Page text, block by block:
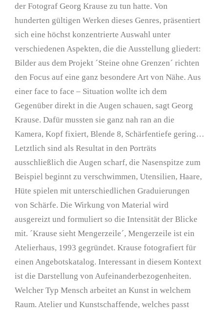
der Fotograf Georg Krause zu tun hatte. Von
hunderten gültigen Werken dieses Genres, präsentiert
sich eine höchst konzentrierte Auswahl unter
verschiedenen Aspekten, die die Ausstellung gliedert:
Bilder aus dem Projekt ´Steine ohne Grenzen´ richten
den Focus auf eine ganz besondere Art von Nähe. Aus
einer face to face – Situation wollte ich dem
Gegenüber direkt in die Augen schauen, sagt Georg
Krause. Dafür mussten sie ganz nah ran an die
Kamera, Kopf fixiert, Blende 8, Schärfentiefe gering…
Letztlich sind als Resultat in den Porträts
ausschließlich die Augen scharf, die Nasenspitze zum
Beispiel beginnt zu verschwimmen, Utensilien, Haare,
Hüte spielen mit unterschiedlichen Graduierungen
von Schärfe. Die Wirkung von Material wird
ausgereizt und formuliert so die Intensität der Blicke
mit. ´Krause sieht Mengerzeile´, Mengerzeile ist ein
Atelierhaus, 1993 gegründet. Krause fotografiert für
einen Angebotskatalog. Interessant in diesem Kontext
ist die Darstellung von Aufeinanderbezogenheiten.
Welcher Typ Mensch arbeitet an Kunst in welchem
Raum. Atelier und Kunstschaffende, welches passt